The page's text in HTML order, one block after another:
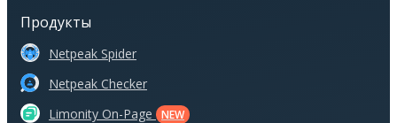
Продукты
Netpeak Spider
Netpeak Checker
Limonity On-Page
NEW